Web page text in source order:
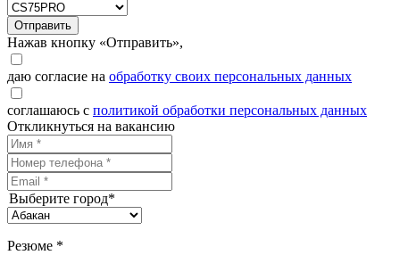
Отправить
Нажав кнопку «Отправить»,
даю согласие на обработку своих персональных данных
соглашаюсь с политикой обработки персональных данных
Откликнуться на вакансию
Выберите город*
Резюме *